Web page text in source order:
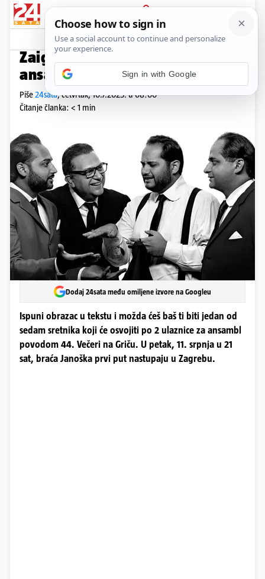
PRIJAVA
Promo sadržaj Komentari
Zaigraj i osvoji ulaznice za
ansambl Janoška na Griču
Piše24sata,četvrtak, 10.7.2025. u 08:00
Čitanje članka: < 1 min
Dodaj 24sata među omiljene izvore na Googleu
Ispuni obrazac u tekstu i možda ćeš baš ti biti jedan od
sedam sretnika koji će osvojiti po 2 ulaznice za ansambl
povodom 44. Večeri na Griču. U petak, 11. srpnja u 21
sat, braća Janoška prvi put nastupaju u Zagrebu.